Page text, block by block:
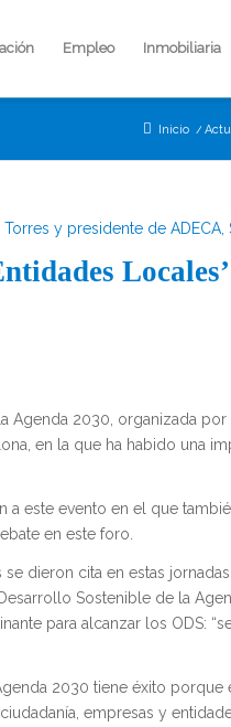
Empleo Inmobiliaria
Inicio /
Locales’
Agenda 2030, organizada
en la que ha habido una
a este evento en el que
en este foro.
dieron cita en estas
Sostenible de la
para alcanzar los ODS:
2030 tiene éxito porque
empresas y